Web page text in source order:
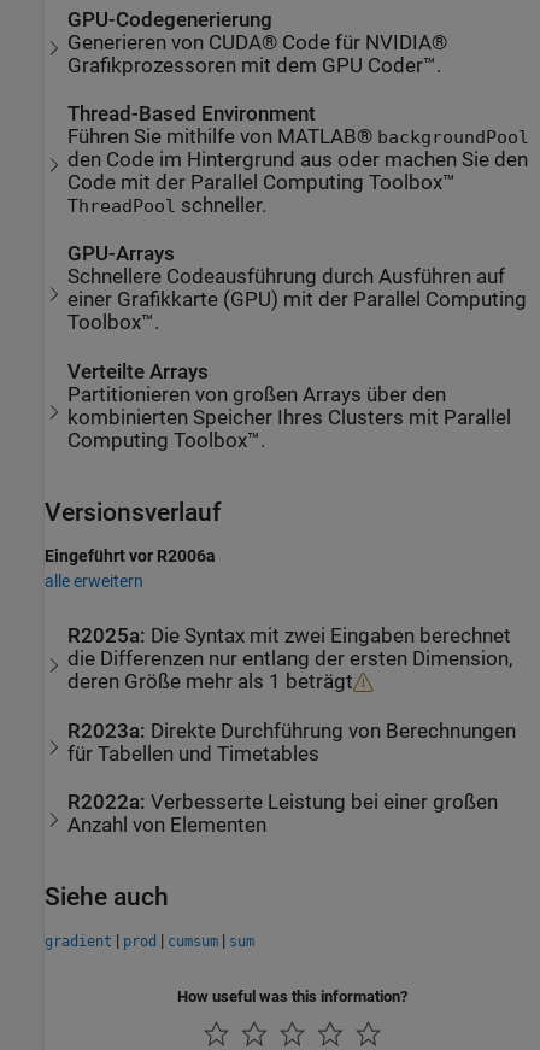
GPU-Codegenerierung
Generieren von CUDA® Code für NVIDIA®
Grafikprozessoren mit dem GPU Coder™.
Thread-Based Environment
Führen Sie mithilfe von MATLAB® backgroundPool
den Code im Hintergrund aus oder machen Sie den
Code mit der Parallel Computing Toolbox™
ThreadPool schneller.
GPU-Arrays
Schnellere Codeausführung durch Ausführen auf
einer Grafikkarte (GPU) mit der Parallel Computing
Toolbox™.
Verteilte Arrays
Partitionieren von großen Arrays über den
kombinierten Speicher Ihres Clusters mit Parallel
Computing Toolbox™.
Versionsverlauf
Eingeführt vor R2006a
alle erweitern
R2025a: Die Syntax mit zwei Eingaben berechnet
die Differenzen nur entlang der ersten Dimension,
deren Größe mehr als 1 beträgt
R2023a: Direkte Durchführung von Berechnungen
für Tabellen und Timetables
R2022a:Verbesserte Leistung bei einer großen
Anzahl von Elementen
Siehe auch
gradient | prod | cumsum | sum
How useful was this information?